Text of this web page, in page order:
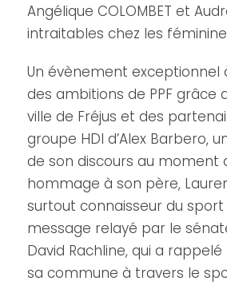
Angélique COLOMBET et
intraitables chez les
Un évènement exceptionnel
des ambitions de PPF grâce
ville de Fréjus et des
groupe HDI d’Alex Barbero,
de son discours au moment
hommage à son père,
surtout connaisseur du sport
message relayé par le
David Rachline, qui a
sa commune à travers le